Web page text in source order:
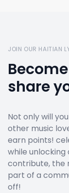
JOIN OUR HAITIAN
share
Not only will
other music
earn points!
while unlocking
contribute, the
part of a
off!